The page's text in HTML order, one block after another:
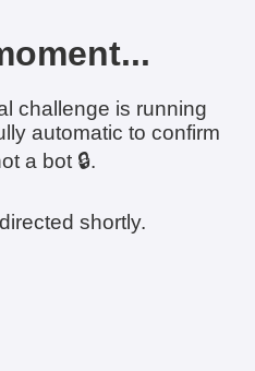
challenge is running
automatic to confirm
a bot 🔒.
shortly.